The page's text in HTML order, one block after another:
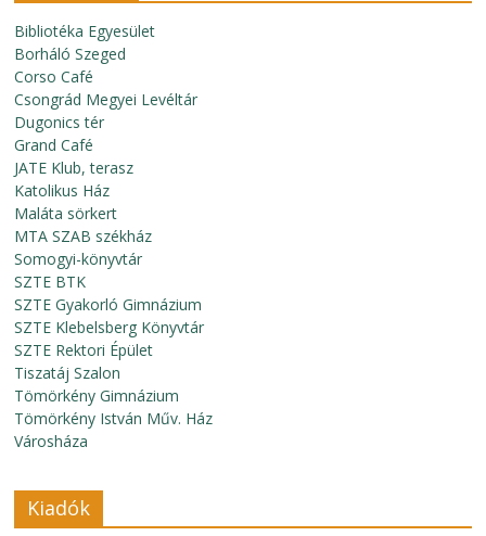
Bibliotéka Egyesület
Borháló Szeged
Corso Café
Csongrád Megyei Levéltár
Dugonics tér
Grand Café
JATE Klub, terasz
Katolikus Ház
Maláta sörkert
MTA SZAB székház
Somogyi-könyvtár
SZTE BTK
SZTE Gyakorló Gimnázium
SZTE Klebelsberg Könyvtár
SZTE Rektori Épület
Tiszatáj Szalon
Tömörkény Gimnázium
Tömörkény István Műv. Ház
Városháza
Kiadók